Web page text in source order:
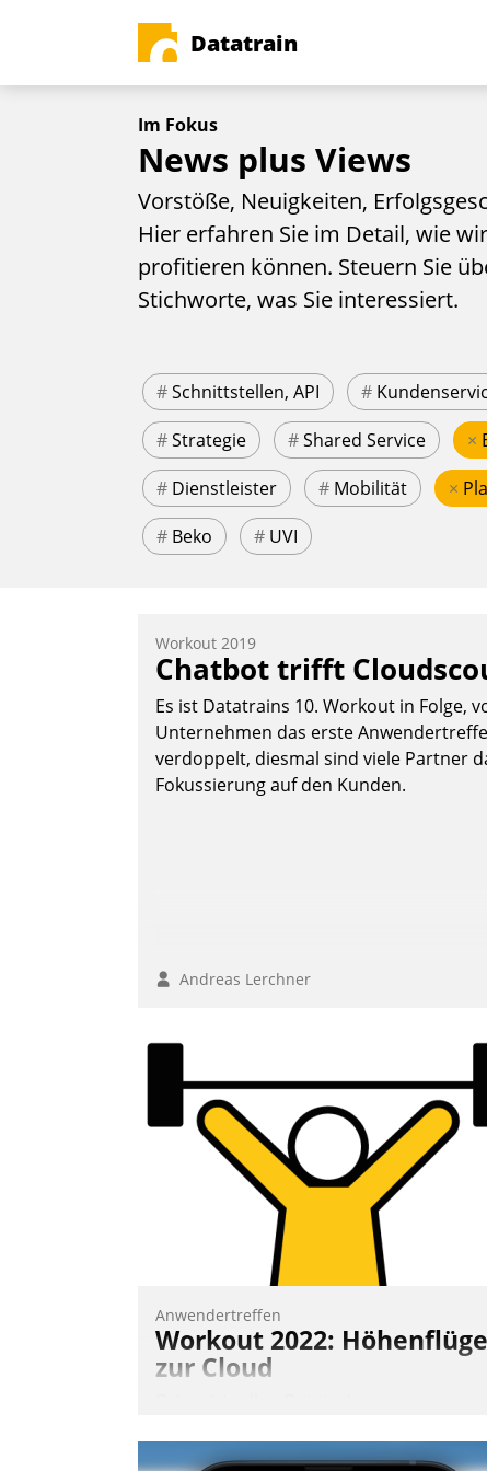
Datatrain
Im Fokus
News plus Views
Vorstöße, Neuigkeiten,
Hier erfahren Sie im Detail, wie
profitieren können. Steuern Sie
Stichworte, was Sie interessiert.
#Schnittstellen, API #
#Strategie #Shared Service ×
# Dienstleister # Mobilität ×
# Beko # UVI
Workout 2019
Chatbot trifft
Es ist Datatrains 10. Workout in Folge,
Unternehmen das erste
verdoppelt, diesmal sind viele Partner
Fokussierung auf den Kunden.
Andreas Lerchner
Anwendertreffen
Workout 2022: Höhenflüge
zur Cloud
erhielten die Teilnehmerinnen und